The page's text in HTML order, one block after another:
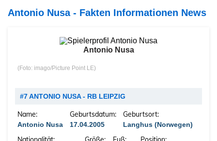
Antonio Nusa - Fakten Informationen News
Antonio Nusa
(Foto: imago/Picture Point LE)
#7 ANTONIO NUSA - RB LEIPZIG
Name:
Antonio Nusa
Geburtsdatum:
17.04.2005
Geburtsort:
Langhus (Norwegen)